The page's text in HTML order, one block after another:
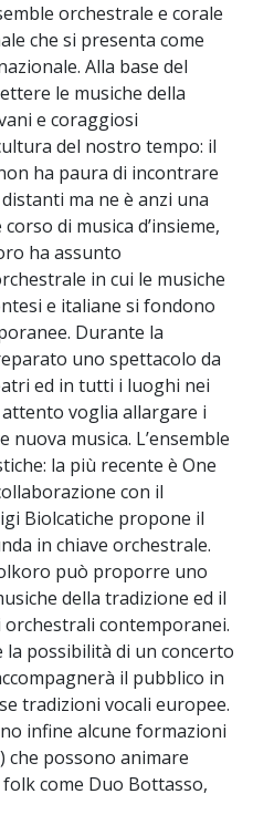
orchestrale e corale
che si presenta come
Alla base del
le musiche della
e coraggiosi
del nostro tempo: il
ha paura di incontrare
ma ne è anzi una
di musica d’insieme,
ha assunto
in cui le musiche
e italiane si fondono
Durante la
uno spettacolo da
ed in tutti i luoghi nei
voglia allargare i
musica. L’ensemble
la più recente è One
con il
Biolcatiche propone il
in chiave orchestrale.
può proporre uno
della tradizione ed il
contemporanei.
la possibilità di un concerto
il pubblico in
tradizioni vocali europee.
infine alcune formazioni
possono animare
come Duo Bottasso,